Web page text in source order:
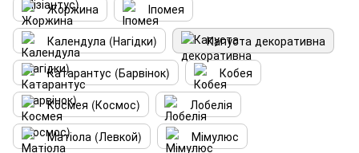
Жоржина
Іпомея
Календула (Нагідки)
Капуста декоративна
Катарантус (Барвінок)
Кобея
Космея (Космос)
Лобелія
Матіола (Левкой)
Мімулюс